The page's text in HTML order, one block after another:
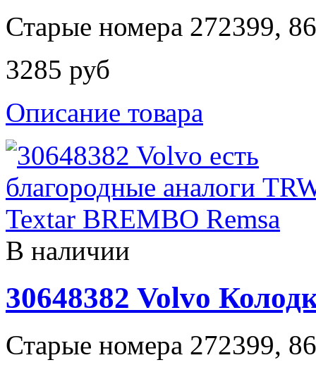
Старые номера 272399,
3285 руб
Описание товара
В наличии
30648382 Volvo
Старые номера 272399,